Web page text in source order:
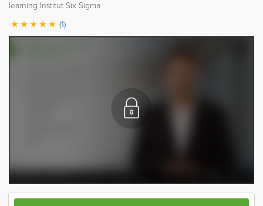
learning Institut Six Sigma
(1)